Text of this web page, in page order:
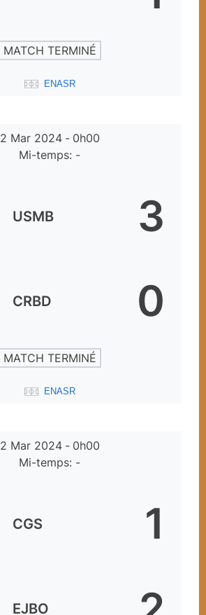
MATCH TERMINÉ
ENASR
2 Mar 2024 - 0h00
Mi-temps: -
USMB 3
CRBD 0
MATCH TERMINÉ
ENASR
2 Mar 2024 - 0h00
Mi-temps: -
CGS 1
EJBO